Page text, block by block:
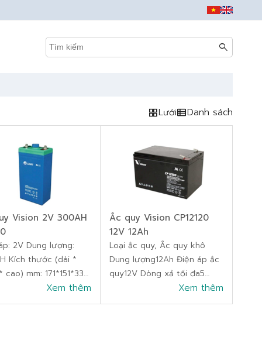
search
grid_viewLướiview_listDanh sách
Vision 2V 300AH
2V Dung lượng:
Kích thước (dài *
mm: 171*151*330
20KG Thương
Xuất xứ: Việt
Xem thêm
Ắc quy Vision CP12120
12V 12Ah
Loại ắc quy, Ắc quy khô
Dung lượng12Ah Điện áp ắc
quy12V Dòng xả tối đa5
giây (180A) Số lượng cell6
Kích thước: Dài x Rộng x
Xem thêm